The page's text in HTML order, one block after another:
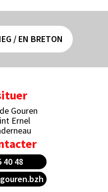
/ EN BRETON
Gouren
Ernel
40 48